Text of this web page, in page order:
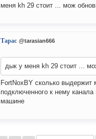
меня kh 29 стоит ... мож
Тарас @tarasian666
дык у меня kh 29 стоит ...
FortNoxBY сколько выдержит
подключенного к нему
машине